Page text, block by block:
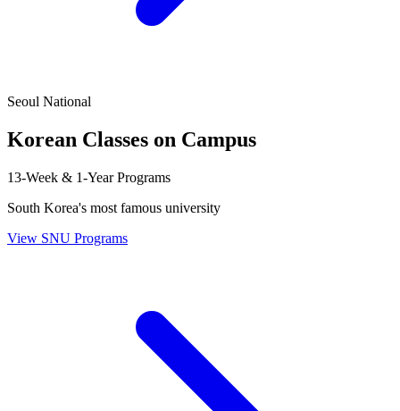
Seoul National
Korean Classes on Campus
13-Week & 1-Year Programs
South Korea's most famous university
View SNU Programs